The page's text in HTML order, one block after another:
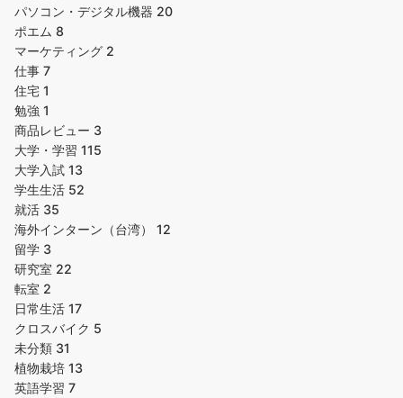
パソコン・デジタル機器 20
ポエム 8
マーケティング 2
仕事 7
住宅 1
勉強 1
商品レビュー 3
大学・学習 115
大学入試 13
学生生活 52
就活 35
海外インターン（台湾） 12
留学 3
研究室 22
転室 2
日常生活 17
クロスバイク 5
未分類 31
植物栽培 13
英語学習 7